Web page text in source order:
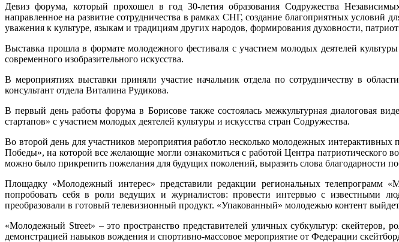
государств
–
участников
прошла
Борисове
Девиз форума, который прохошел в год 30-летия образования Содружества
направленное на развитие сотрудничества в рамках СНГ, создание благоприятных условий
уважения к культуре, языкам и традициям других народов, формирования духовности,
Выставка прошла в формате молодежного фестиваля с участием молодых деятелей
современного изобразительного искусства.
В мероприятиях выставки приняли участие начальник отдела по сотрудничеству в
консультант отдела Виталина Рудикова.
В первый день работы форума в Борисове также состоялась межкультурная диалоговая
стартапов» с участием молодых деятелей культуры и искусства стран Содружества.
Во второй день для участников мероприятия работло несколько молодежных
Победы», на которой все желающие могли ознакомиться с работой Центра патриотического
можно было прикрепить пожелания для будущих поколений, выразить слова благодарности
Площадку «Молодежный интерес» представили редакции региональных
попробовать себя в роли ведущих и журналистов: провести интервью с известными
преобразовали в готовый телевизионный продукт. «Упакованный» молодежью контент
«Молодежный Street» – это пространство представителей уличных субкультур: скейтеров,
демонстрацией навыков вождения и спортивно-массовое мероприятие от Федерации